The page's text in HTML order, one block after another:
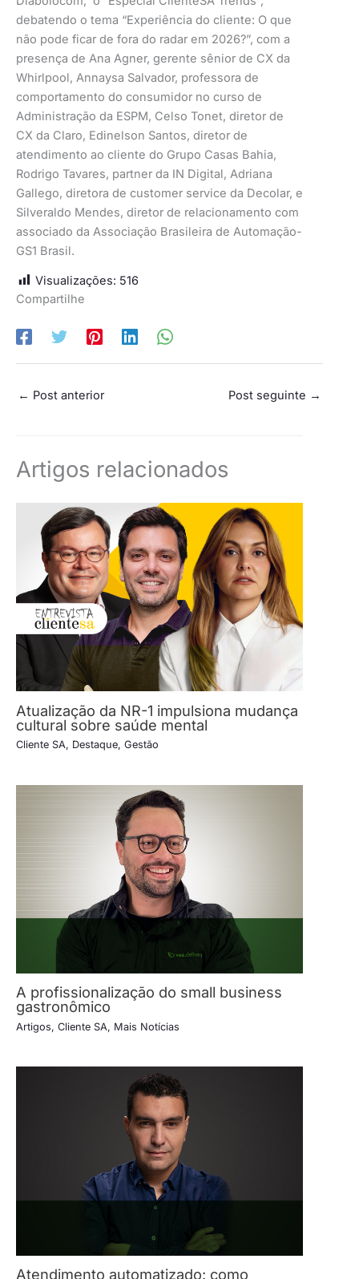
debatendo o tema “Experiência do cliente: O que
não pode ficar de fora do radar em 2026?”, com a
presença de Ana Agner, gerente sênior de CX da
Whirlpool, Annaysa Salvador, professora de
comportamento do consumidor no curso de
Administração da ESPM, Celso Tonet, diretor de
CX da Claro, Edinelson Santos, diretor de
atendimento ao cliente do Grupo Casas Bahia,
Rodrigo Tavares, partner da IN Digital, Adriana
Gallego, diretora de customer service da Decolar, e
Silveraldo Mendes, diretor de relacionamento com
associado da Associação Brasileira de Automação-
GS1 Brasil.
Visualizações: 516
Compartilhe
← Post anterior Post seguinte →
Artigos relacionados
Atualização da NR-1 impulsiona mudança
cultural sobre saúde mental
Cliente SA, Destaque, Gestão
A profissionalização do small business
gastronômico
Artigos, Cliente SA, Mais Notícias
Atendimento automatizado: como